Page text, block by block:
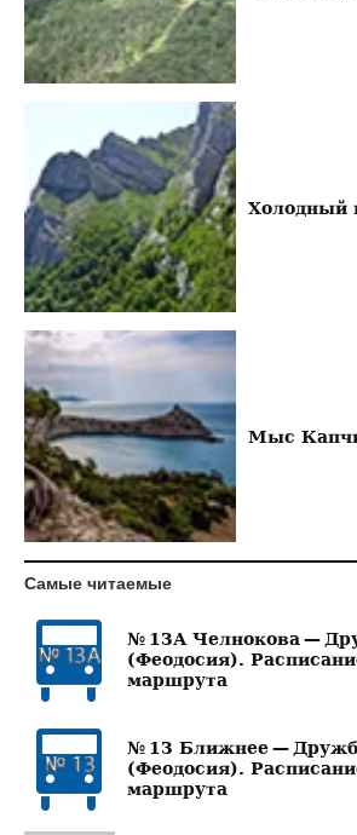
Холодный
Мыс
Самые читаемые
№ 13А Челнокова —
(Феодосия).
маршрута
№ 13 Ближнее —
(Феодосия).
маршрута